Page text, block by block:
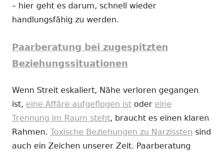
– hier geht es darum, schnell wieder
handlungsfähig zu werden.
Paarberatung bei zugespitzten
Beziehungssituationen
Wenn Streit eskaliert, Nähe verloren gegangen
ist, eine Affäre aufgeflogen ist oder eine
Trennung im Raum steht, braucht es einen klaren
Rahmen. Toxische Beziehungen zu Narzissten sind
auch ein Zeichen unserer Zeit. Paarberatung